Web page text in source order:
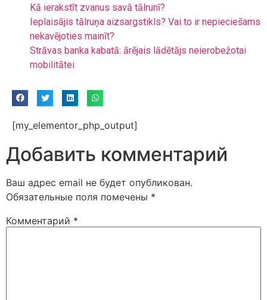
Kā ierakstīt zvanus savā tālrunī?
Ieplaisājis tālruņa aizsargstikls? Vai to ir nepieciešams
nekavējoties mainīt?
Strāvas banka kabatā: ārējais lādētājs neierobežotai
mobilitātei
[my_elementor_php_output]
Добавить комментарий
Ваш адрес email не будет опубликован.
Обязательные поля помечены *
Комментарий *